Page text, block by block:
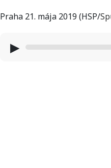
Praha 21. mája 2019 (HSP/
▶